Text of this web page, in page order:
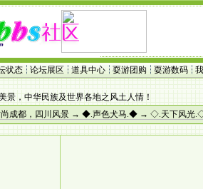
状态 论坛展区 道具中心 耍游团购 耍游数码
景，中华民族及世界各地之风土人情！
成都，四川风景 → ◆.声色犬马.◆ → ◇.天下风光